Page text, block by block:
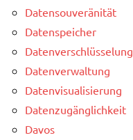
Datensouveränität
Datenspeicher
Datenverschlüsselung
Datenverwaltung
Datenvisualisierung
Datenzugänglichkeit
Davos